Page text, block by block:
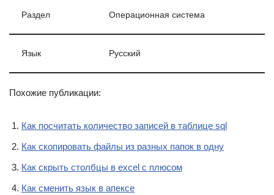
Раздел Операционная система
Язык Pусский
Похожие публикации:
Как посчитать количество записей в таблице sql
Как скопировать файлы из разных папок в одну
Как скрыть столбцы в excel с плюсом
Как сменить язык в апексе